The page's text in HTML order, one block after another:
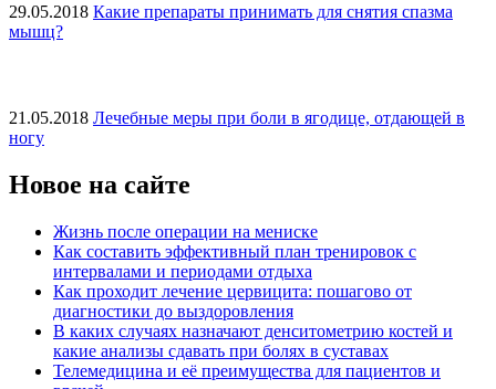
29.05.2018 Какие препараты принимать для снятия спазма
мышц?
21.05.2018 Лечебные меры при боли в ягодице, отдающей в
ногу
Новое на сайте
Жизнь после операции на мениске
Как составить эффективный план тренировок с
интервалами и периодами отдыха
Как проходит лечение цервицита: пошагово от
диагностики до выздоровления
В каких случаях назначают денситометрию костей и
какие анализы сдавать при болях в суставах
Телемедицина и её преимущества для пациентов и